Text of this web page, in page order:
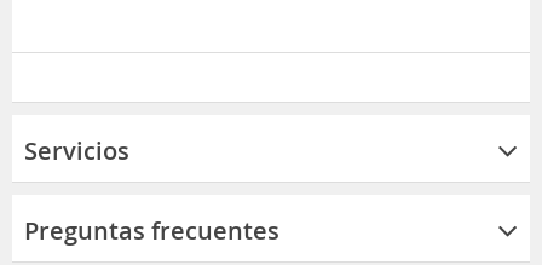
Servicios
Preguntas frecuentes